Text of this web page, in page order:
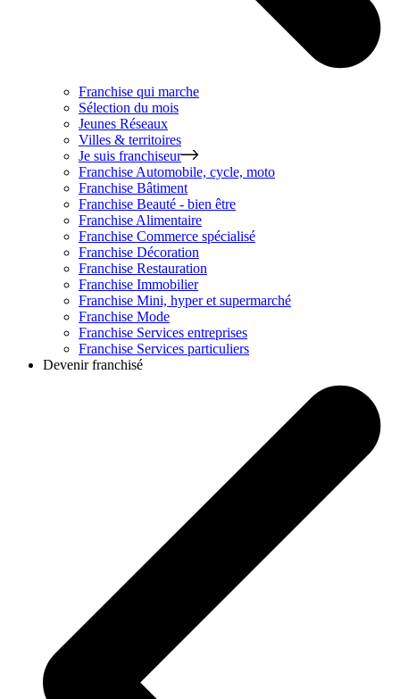
Franchise qui marche
Sélection du mois
Jeunes Réseaux
Villes & territoires
Je suis franchiseur
Franchise Automobile, cycle, moto
Franchise Bâtiment
Franchise Beauté - bien être
Franchise Alimentaire
Franchise Commerce spécialisé
Franchise Décoration
Franchise Restauration
Franchise Immobilier
Franchise Mini, hyper et supermarché
Franchise Mode
Franchise Services entreprises
Franchise Services particuliers
Devenir franchisé